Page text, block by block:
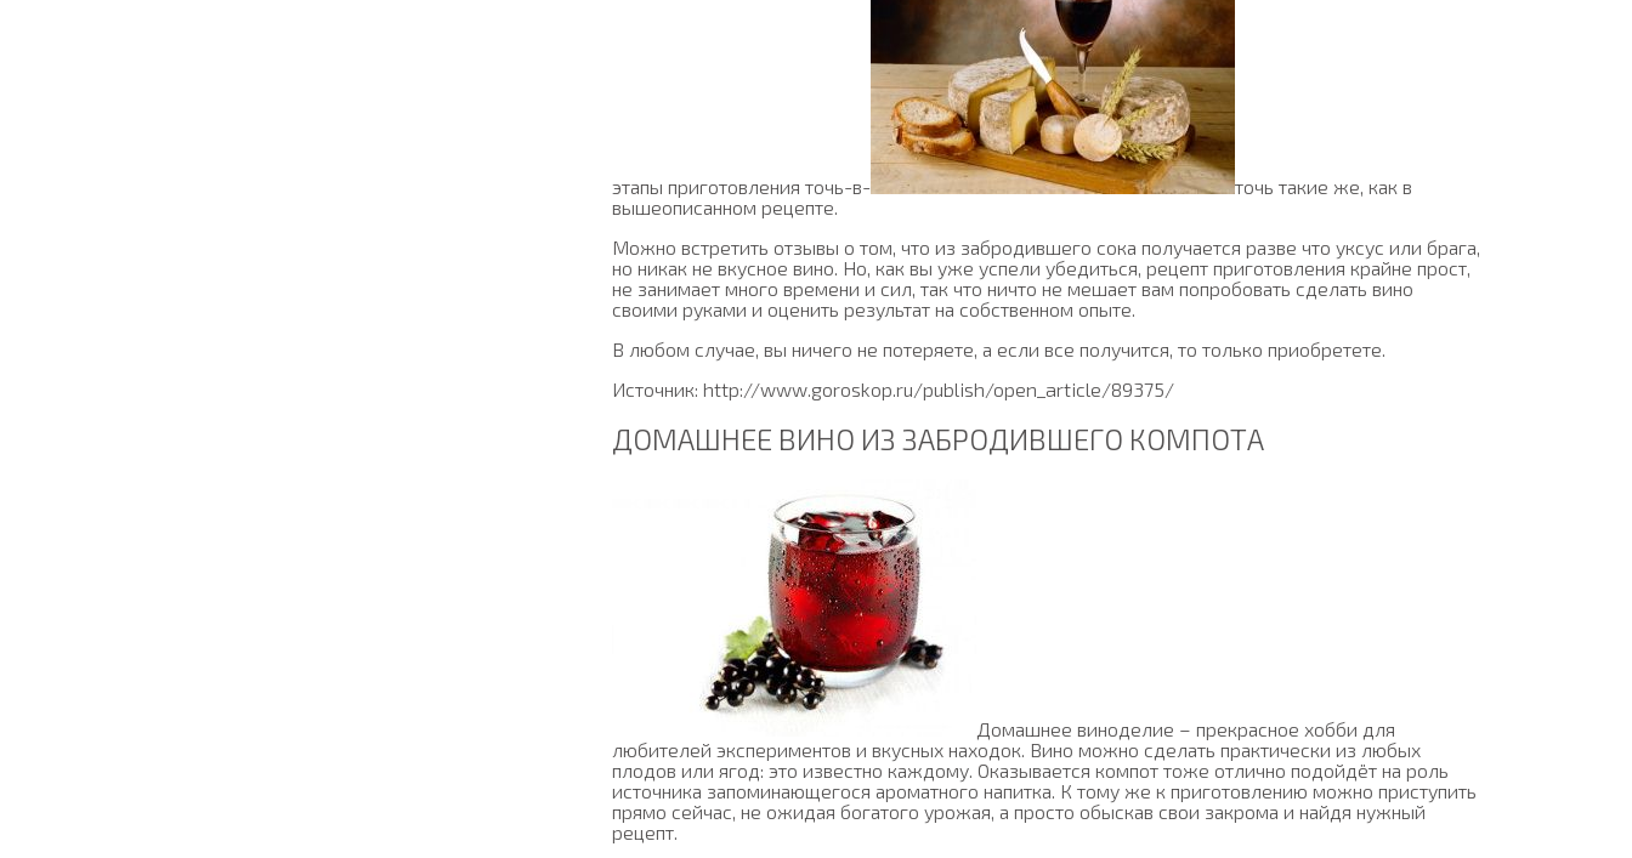
этапы приготовления точь-в-
точь такие же, как в
вышеописанном рецепте.
Можно встретить отзывы о том, что из забродившего сока получается разве что уксус или брага,
но никак не вкусное вино. Но, как вы уже успели убедиться, рецепт приготовления крайне прост,
не занимает много времени и сил, так что ничто не мешает вам попробовать сделать вино
своими руками и оценить результат на собственном опыте.
В любом случае, вы ничего не потеряете, а если все получится, то только приобретете.
Источник: http://www.goroskop.ru/publish/open_article/89375/
ДОМАШНЕЕ ВИНО ИЗ ЗАБРОДИВШЕГО КОМПОТА
Домашнее виноделие – прекрасное хобби для
любителей экспериментов и вкусных находок. Вино можно сделать практически из любых
плодов или ягод: это известно каждому. Оказывается компот тоже отлично подойдёт на роль
источника запоминающегося ароматного напитка. К тому же к приготовлению можно приступить
прямо сейчас, не ожидая богатого урожая, а просто обыскав свои закрома и найдя нужный
рецепт.